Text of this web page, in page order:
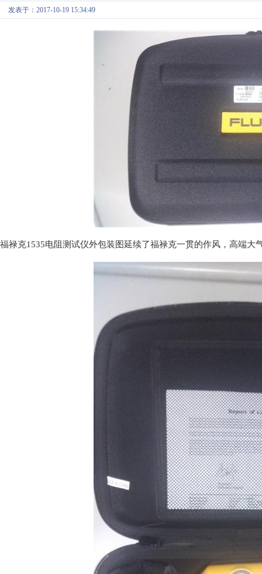
发表于：2017-10-19 15:34:49
福禄克1535电阻测试仪外包装图延续了福禄克一贯的作风，高端大